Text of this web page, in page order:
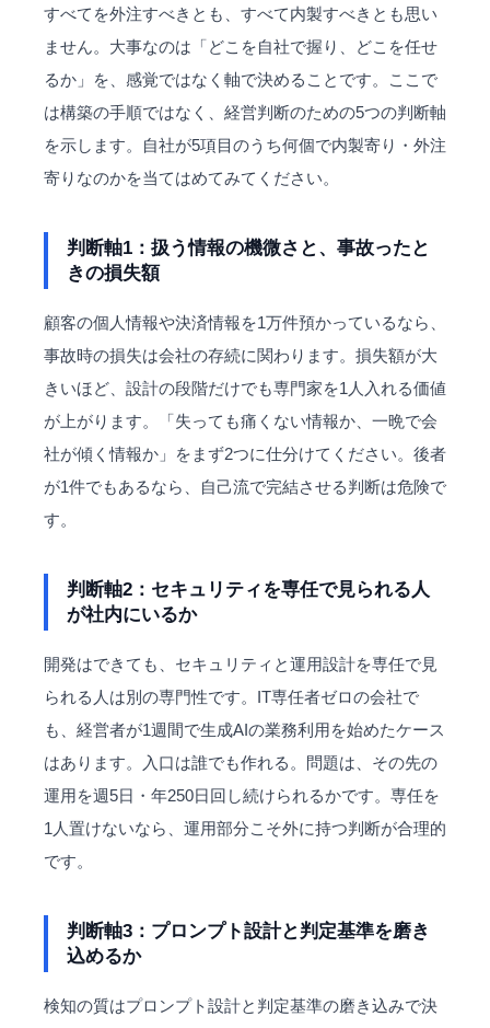
すべてを外注すべきとも、すべて内製すべきとも思い
ません。大事なのは「どこを自社で握り、どこを任せ
るか」を、感覚ではなく軸で決めることです。ここで
は構築の手順ではなく、経営判断のための5つの判断軸
を示します。自社が5項目のうち何個で内製寄り・外注
寄りなのかを当てはめてみてください。
判断軸1：扱う情報の機微さと、事故ったと
きの損失額
顧客の個人情報や決済情報を1万件預かっているなら、
事故時の損失は会社の存続に関わります。損失額が大
きいほど、設計の段階だけでも専門家を1人入れる価値
が上がります。「失っても痛くない情報か、一晩で会
社が傾く情報か」をまず2つに仕分けてください。後者
が1件でもあるなら、自己流で完結させる判断は危険で
す。
判断軸2：セキュリティを専任で見られる人
が社内にいるか
開発はできても、セキュリティと運用設計を専任で見
られる人は別の専門性です。IT専任者ゼロの会社で
も、経営者が1週間で生成AIの業務利用を始めたケース
はあります。入口は誰でも作れる。問題は、その先の
運用を週5日・年250日回し続けられるかです。専任を
1人置けないなら、運用部分こそ外に持つ判断が合理的
です。
判断軸3：プロンプト設計と判定基準を磨き
込めるか
検知の質はプロンプト設計と判定基準の磨き込みで決